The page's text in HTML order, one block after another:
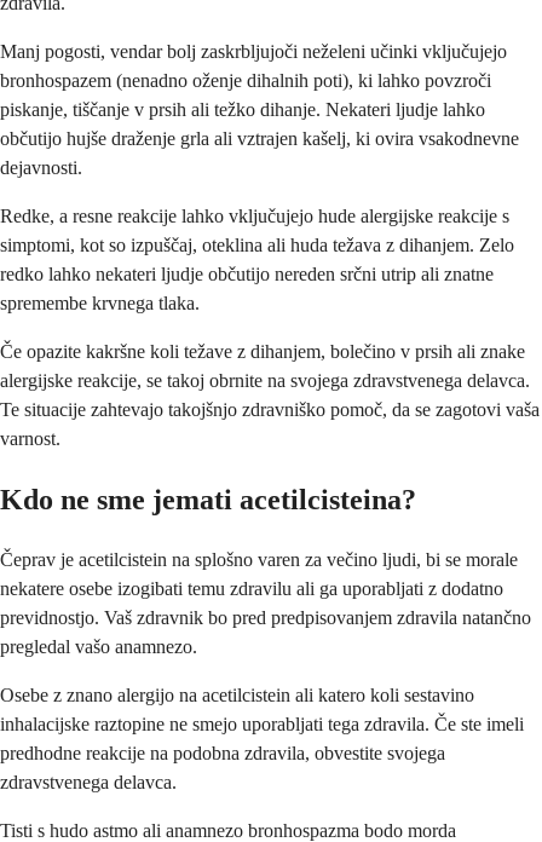
Manj pogosti, vendar bolj zaskrbljujoči neželeni učinki vključujejo
bronhospazem (nenadno oženje dihalnih poti), ki lahko povzroči
piskanje, tiščanje v prsih ali težko dihanje. Nekateri ljudje lahko
občutijo hujše draženje grla ali vztrajen kašelj, ki ovira vsakodnevne
dejavnosti.
Redke, a resne reakcije lahko vključujejo hude alergijske reakcije s
simptomi, kot so izpuščaj, oteklina ali huda težava z dihanjem. Zelo
redko lahko nekateri ljudje občutijo nereden srčni utrip ali znatne
spremembe krvnega tlaka.
Če opazite kakršne koli težave z dihanjem, bolečino v prsih ali znake
alergijske reakcije, se takoj obrnite na svojega zdravstvenega delavca.
Te situacije zahtevajo takojšnjo zdravniško pomoč, da se zagotovi vaša
varnost.
Kdo ne sme jemati acetilcisteina?
Čeprav je acetilcistein na splošno varen za večino ljudi, bi se morale
nekatere osebe izogibati temu zdravilu ali ga uporabljati z dodatno
previdnostjo. Vaš zdravnik bo pred predpisovanjem zdravila natančno
pregledal vašo anamnezo.
Osebe z znano alergijo na acetilcistein ali katero koli sestavino
inhalacijske raztopine ne smejo uporabljati tega zdravila. Če ste imeli
predhodne reakcije na podobna zdravila, obvestite svojega
zdravstvenega delavca.
Tisti s hudo astmo ali anamnezo bronhospazma bodo morda